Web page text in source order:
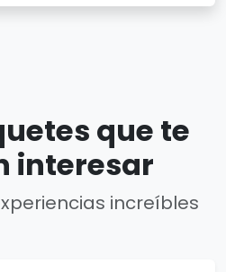
que te
interesar
increíbles